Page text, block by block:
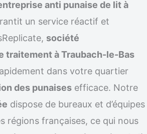
anti punaise de lit à
un service réactif et
société
traitement à Traubach-le-Bas
dans votre quartier
des punaises efficace. Notre
dispose de bureaux et d’équipes
régions françaises, ce qui nous